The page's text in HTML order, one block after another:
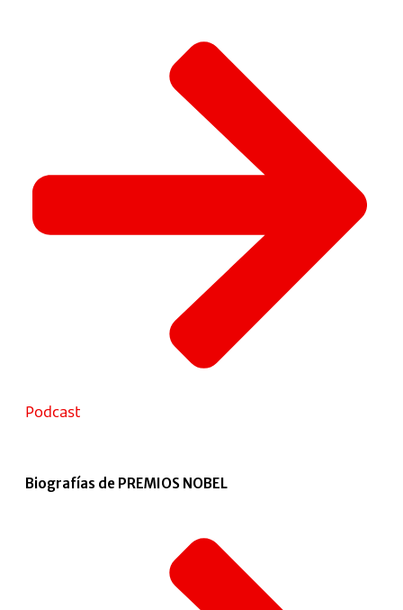
Podcast
Biografías de PREMIOS NOBEL